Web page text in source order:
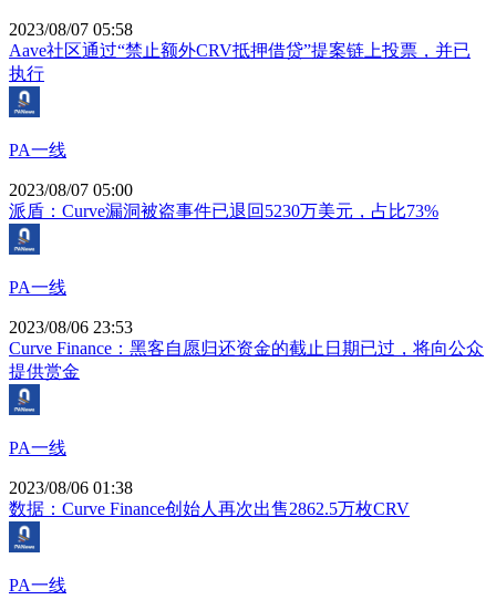
2023/08/07 05:58
Aave社区通过“禁止额外CRV抵押借贷”提案链上投票，并已
执行
PA一线
2023/08/07 05:00
派盾：Curve漏洞被盗事件已退回5230万美元，占比73%
PA一线
2023/08/06 23:53
Curve Finance：黑客自愿归还资金的截止日期已过，将向公众
提供赏金
PA一线
2023/08/06 01:38
数据：Curve Finance创始人再次出售2862.5万枚CRV
PA一线